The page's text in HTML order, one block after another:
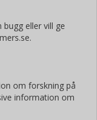
eller vill ge
om forskning på
information om